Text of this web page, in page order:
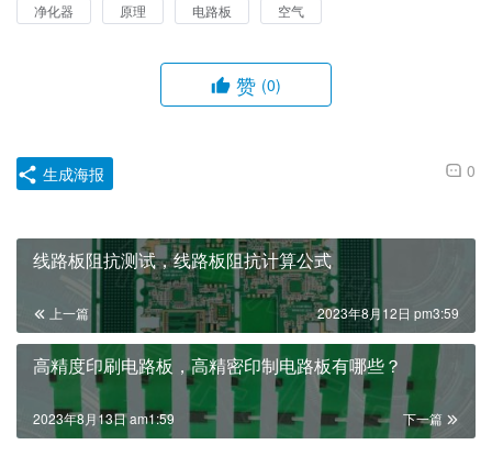
净化器 原理 电路板 空气
赞 (0)
0
生成海报
线路板阻抗测试，线路板阻抗计算公式
上一篇 2023年8月12日 pm3:59
高精度印刷电路板，高精密印制电路板有哪些？
下一篇
2023年8月13日 am1:59